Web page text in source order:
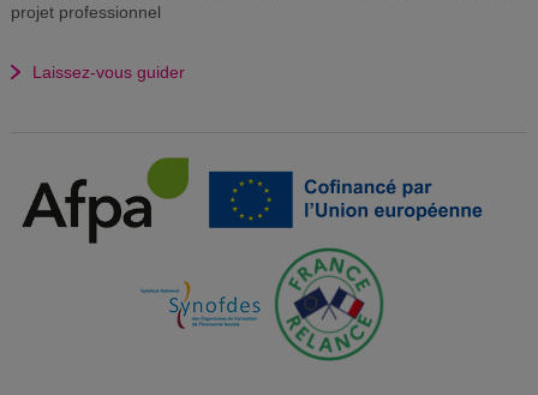
projet professionnel
Laissez-vous guider